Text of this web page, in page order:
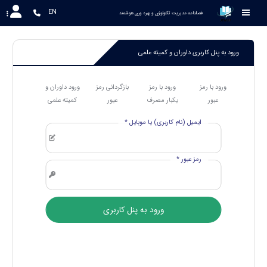
EN
ورود به پنل کاربری داوران و کمیته علمی
ورود با رمز
عبور
ورود با رمز
یکبار مصرف
بازگردانی رمز
عبور
ورود داوران و
کمیته علمی
ایمیل (نام کاربری) یا موبایل *
رمز عبور *